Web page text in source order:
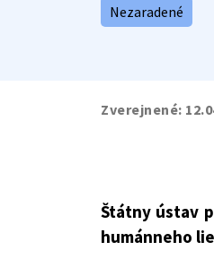
Nezaradené
Zverejnené:
Štátny ústav
humánneho